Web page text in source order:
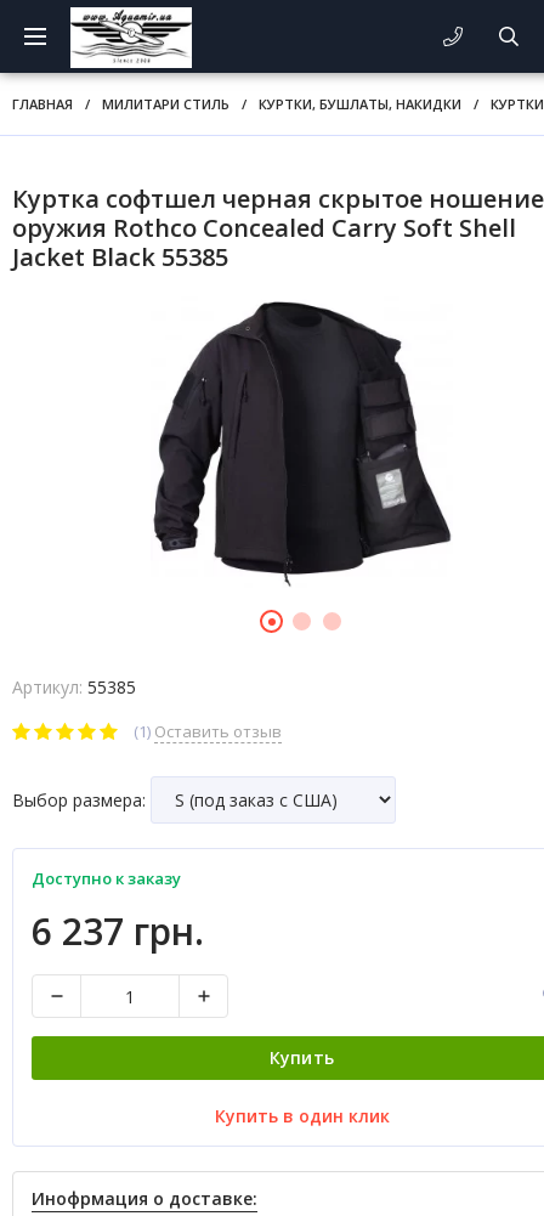
ГЛАВНАЯ / МИЛИТАРИ СТИЛЬ / КУРТКИ, БУШЛАТЫ, НАКИДКИ /
Куртка софтшел черная скрытое ношение
оружия Rothco Concealed Carry Soft Shell
Jacket Black 55385
Артикул: 55385
(1) Оставить отзыв
Выбор размера:
Доступно к заказу
6 237 грн.
Купить
Купить в один клик
Инофрмация о доставке: